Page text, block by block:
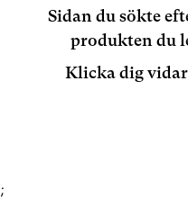
Sidan du sökte
produkten du
Klicka dig
;